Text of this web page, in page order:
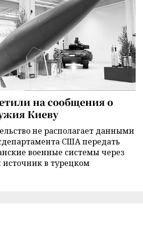
на сообщения о
Киеву
не располагает данными
США передать
военные системы через
в турецком